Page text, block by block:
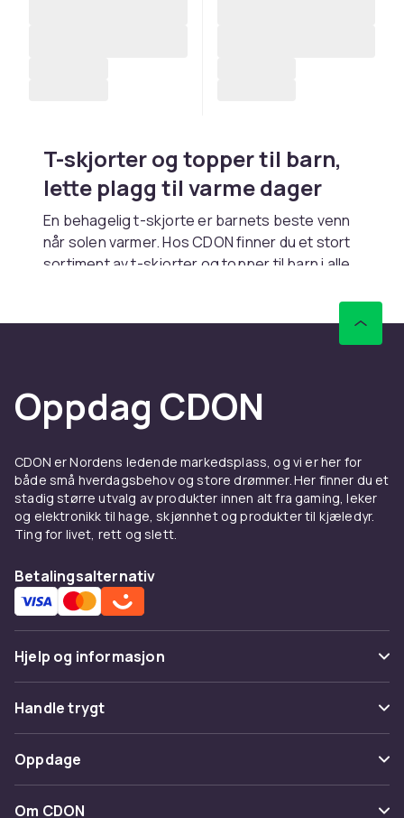
T-skjorter og topper til barn,
lette plagg til varme dager
En behagelig t-skjorte er barnets beste venn
når solen varmer. Hos CDON finner du et stort
sortiment av t-skjorter og topper til barn i alle
klassiske rundhals t-skjorter og poloskjorter.
Vi tilbyr alt fra enkle hvite basic tees til
dager. Se hele sortimentet iskjorter og
kofter -kategorien.
Hverdags t-skjorter i bomull
Bomullsskjorter er det naturlige valget til
hverdagsbruk. De er myke, pustbare og tåler
gjentatt vask uten å miste farge og form.
hvit, sort, grå og marineblå er tidløse
basisplagg.
T-skjorter med morsomme trykk og motiver av
barnets yndlingsfigurer og dyr er populære.
Sporty topper og
funksjonsskjorter
Til idrett og aktive aktiviteter er
Oppdag CDON
CDON er Nordens ledende markedsplass, og vi er her for
både små hverdagsbehov og store drømmer. Her finner du et
stadig større utvalg av produkter innen alt fra gaming, leker
og elektronikk til hage, skjønnhet og produkter til kjæledyr.
Ting for livet, rett og slett.
Betalingsalternativ
Hjelp og informasjon
Vanlige spørsmål
Spor pakke
Angre & returner her
Kontakt oss
Handle trygt
Betaling
Levering
Oppdage
Kategorier
Om CDON